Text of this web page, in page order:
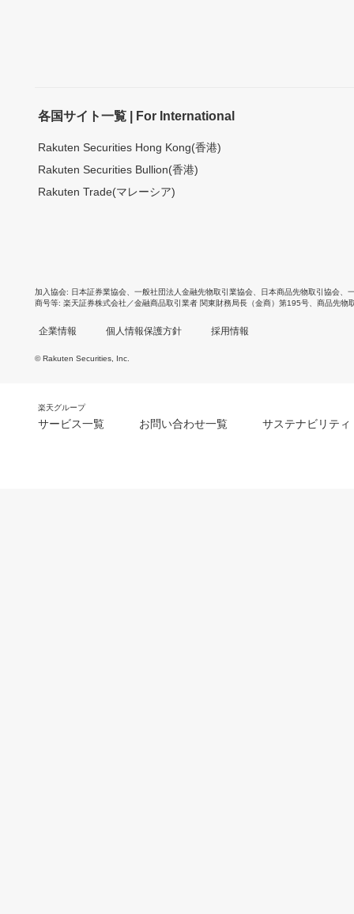
各国サイト一覧 | For International
Rakuten Securities Hong Kong(香港)
Rakuten Securities Bullion(香港)
Rakuten Trade(マレーシア)
加入協会 日本証券業協会 一般社団法人金融先物取引業協会 日本商品先物取引協会
商号等 楽天証券株式会社／金融商品取引業者 関東財務局長（金商）第195号、商品先物
企業情報 個人情報保護方針 採用情報
© Rakuten Securities, Inc.
楽天グループ
サービス一覧 お問い合わせ一覧 サステナビリティ